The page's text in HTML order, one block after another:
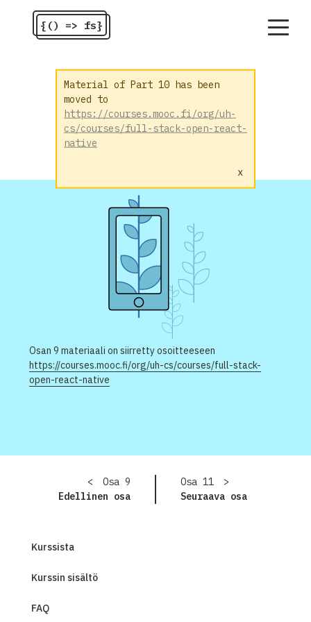
{() => fs}
Material of Part 10 has been
moved to
https://courses.mooc.fi/org/uh-
cs/courses/full-stack-open-react-
native
x
Osan 9 materiaali on siirretty osoitteeseen
https://courses.mooc.fi/org/uh-cs/courses/full-stack-
open-react-native
Osa 9
Edellinen osa
Osa 11
Seuraava osa
Kurssista
Kurssin sisältö
FAQ